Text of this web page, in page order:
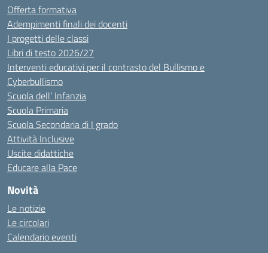
Offerta formativa
Adempimenti finali dei docenti
I progetti delle classi
Libri di testo 2026/27
Interventi educativi per il contrasto del Bullismo e
Cyberbullismo
Scuola dell’ Infanzia
Scuola Primaria
Scuola Secondaria di I grado
Attività Inclusive
Uscite didattiche
Educare alla Pace
Novità
Le notizie
Le circolari
Calendario eventi